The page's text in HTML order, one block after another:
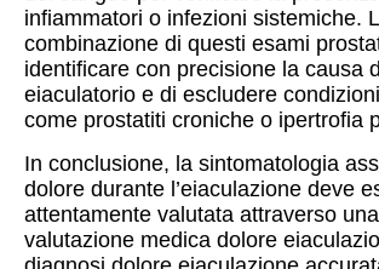
infiammatori o infezioni sistemiche.
combinazione di questi esami
identificare con precisione la causa
eiaculatorio e di escludere
come prostatiti croniche o ipertrofia
In conclusione, la sintomatologia
dolore durante l’eiaculazione deve
attentamente valutata attraverso
valutazione medica dolore